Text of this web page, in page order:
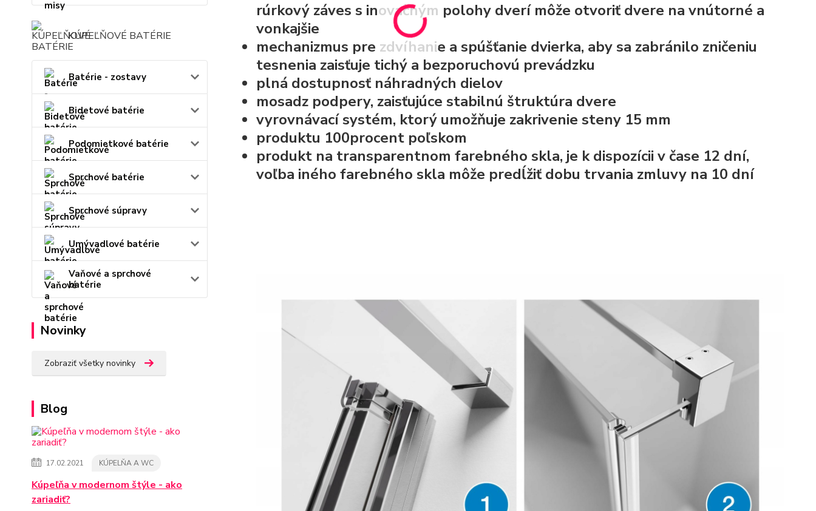
KÚPEĽŇOVÉ BATÉRIE
Batérie - zostavy
Bidetové batérie
Podomietkové batérie
Sprchové batérie
Sprchové súpravy
Umývadlové batérie
Vaňové a sprchové
batérie
Novinky
Zobraziť všetky novinky
Blog
17.02.2021 KÚPELŇA A WC
Kúpeľňa v modernom štýle - ako
zariadiť?
rúrkový záves s inovačným polohy dverí môže otvoriť dvere na vnútorné a
vonkajšie
mechanizmus pre zdvíhanie a spúšťanie dvierka, aby sa zabránilo zničeniu
tesnenia zaisťuje tichý a bezporuchovú prevádzku
plná dostupnosť náhradných dielov
mosadz podpery, zaisťujúce stabilnú štruktúra dvere
vyrovnávací systém, ktorý umožňuje zakrivenie steny 15 mm
produktu 100procent poľskom
produkt na transparentnom farebného skla, je k dispozícii v čase 12 dní,
voľba iného farebného skla môže predĺžiť dobu trvania zmluvy na 10 dní